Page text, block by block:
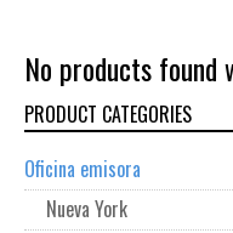
No products found
PRODUCT CATEGORIES
Oficina emisora
Nueva York